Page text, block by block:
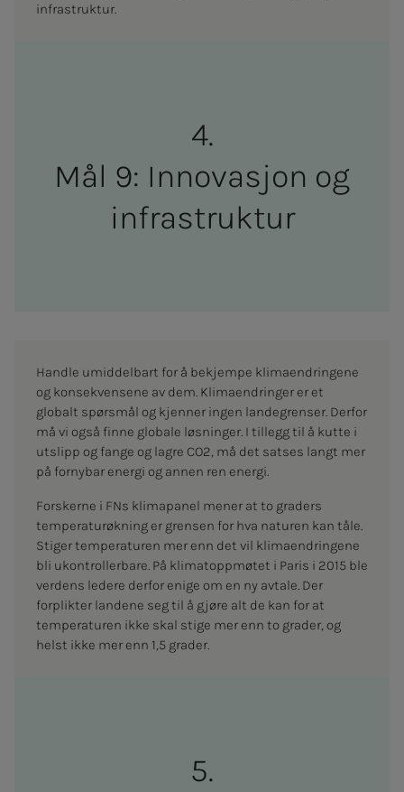
Mål 9: In­­­no­­­vasjon og
in­­­fra­struk­­­tur
infrastruktur.
Handle umiddelbart for å bekjempe klimaendringene
og konsekvensene av dem. Klimaendringer er et
globalt spørsmål og kjenner ingen landegrenser. Derfor
må vi også finne globale løsninger. I tillegg til å kutte i
utslipp og fange og lagre CO2, må det satses langt mer
på fornybar energi og annen ren energi.
Forskerne i FNs klimapanel mener at to graders
temperaturøkning er grensen for hva naturen kan tåle.
Stiger temperaturen mer enn det vil klimaendringene
bli ukontrollerbare. På klimatoppmøtet i Paris i 2015 ble
verdens ledere derfor enige om en ny avtale. Der
forplikter landene seg til å gjøre alt de kan for at
temperaturen ikke skal stige mer enn to grader, og
helst ikke mer enn 1,5 grader.